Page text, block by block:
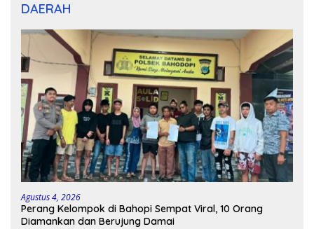
DAERAH
Agustus 4, 2026
Perang Kelompok di Bahopi Sempat Viral, 10 Orang
Diamankan dan Berujung Damai